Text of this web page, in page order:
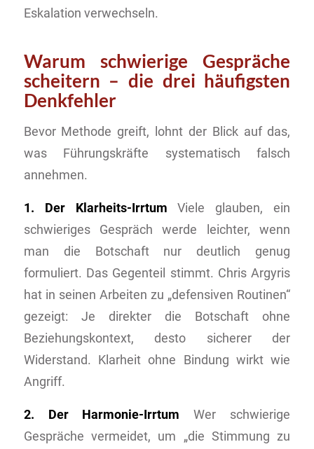
Eskalation verwechseln.
Warum schwierige Gespräche
scheitern – die drei häufigsten
Denkfehler
Bevor Methode greift, lohnt der Blick auf das,
was Führungskräfte systematisch falsch
annehmen.
1. Der Klarheits-Irrtum Viele glauben, ein
schwieriges Gespräch werde leichter, wenn
man die Botschaft nur deutlich genug
formuliert. Das Gegenteil stimmt. Chris Argyris
hat in seinen Arbeiten zu „defensiven Routinen“
gezeigt: Je direkter die Botschaft ohne
Beziehungskontext, desto sicherer der
Widerstand. Klarheit ohne Bindung wirkt wie
Angriff.
2. Der Harmonie-Irrtum Wer schwierige
Gespräche vermeidet, um „die Stimmung zu